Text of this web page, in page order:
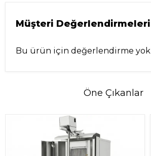
Müşteri Değerlendirmeleri
Bu ürün için değerlendirme yok
Öne Çıkanlar